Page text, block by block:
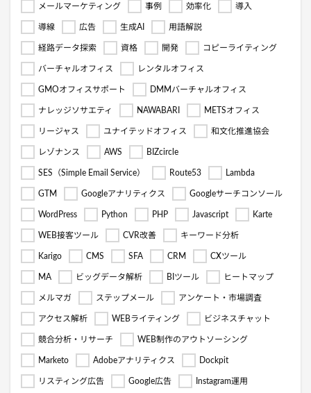
メールマーケティング 事例 効率化 導入
導線 広告 生成AI 用語解説
経路データ探索 資格 開発 コピーライティング
バーチャルオフィス レンタルオフィス
GMOオフィスサポート DMMバーチャルオフィス
ナレッジソサエティ NAWABARI METSオフィス
リージャス ユナイテッドオフィス 和文化推進協会
レゾナンス AWS BIZcircle
SES（Simple Email Service） Route53 Lambda
GTM Googleアナリティクス Googleサーチコンソール
WordPress Python PHP Javascript Karte
WEB接客ツール CVR改善 キーワード分析
Karigo CMS SFA CRM CXツール
MA ビッグデータ解析 BIツール ヒートマップ
メルマガ ステップメール アンケート・市場調査
アクセス解析 WEBライティング ビジネスチャット
競合分析・リサーチ WEB制作のアウトソーシング
Marketo Adobeアナリティクス Dockpit
リスティング広告 Google広告 Instagram運用